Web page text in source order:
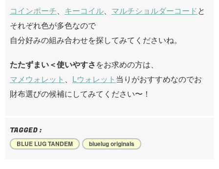
コインポーチ、 キーコイル、 マルチショルダーコードと
それぞれ色が多色なので
自分好みの組み合わせを探してみてくださいね。
たたずまい＜使いやすさをお求めの方は、
マメウォレット 、 Lウォレット 当りがおすすめなのでお
財布選びの候補にしてみてください〜！
TAGGED :
BLUE LUG TANDEM bluelug originals